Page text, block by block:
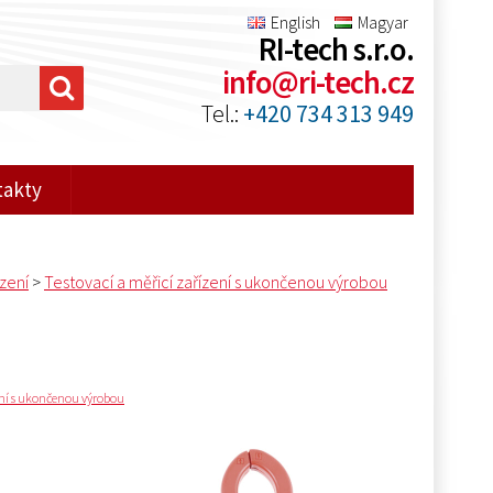
English Magyar
RI-tech s.r.o.
info@ri-tech.cz
Tel.: +420 734 313 949
>Testovací a měřicí zařízení s ukončenou výrobou
s ukončenou výrobou